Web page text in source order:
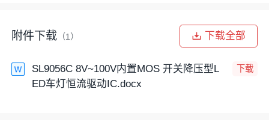
附件下载 （1） 下载全部
SL9056C 8V~100V内置MOS 开关降压型L
ED车灯恒流驱动IC.docx
下载